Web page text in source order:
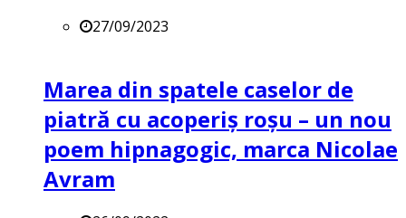
27/09/2023
Marea din spatele caselor de
piatră cu acoperiș roșu – un nou
poem hipnagogic, marca Nicolae
Avram